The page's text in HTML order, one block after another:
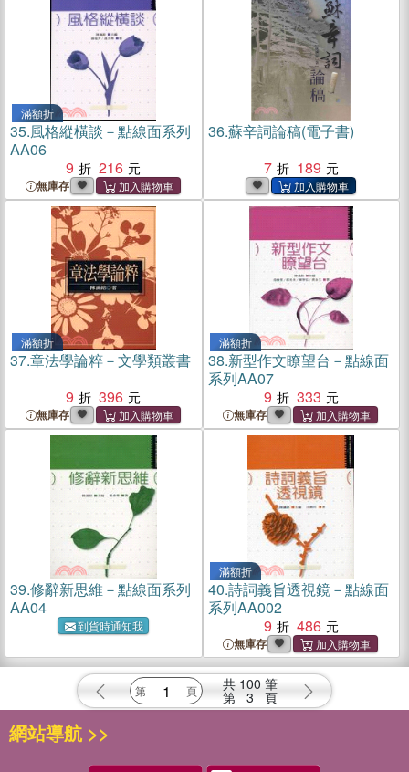
滿額折
35.風格縱橫談－點線面系列
AA06
9
216
無庫存
36.蘇辛詞論稿(電子書)
7
189
滿額折
37.章法學論粹－文學類叢書
9
396
無庫存
滿額折
38.新型作文瞭望台－點線面
系列AA07
9
333
無庫存
39.修辭新思維－點線面系列
AA04
到貨時通知我
滿額折
40.詩詞義旨透視鏡－點線面
系列AA002
9
486
無庫存
共 100 筆
第 3 頁
網站導航 >>